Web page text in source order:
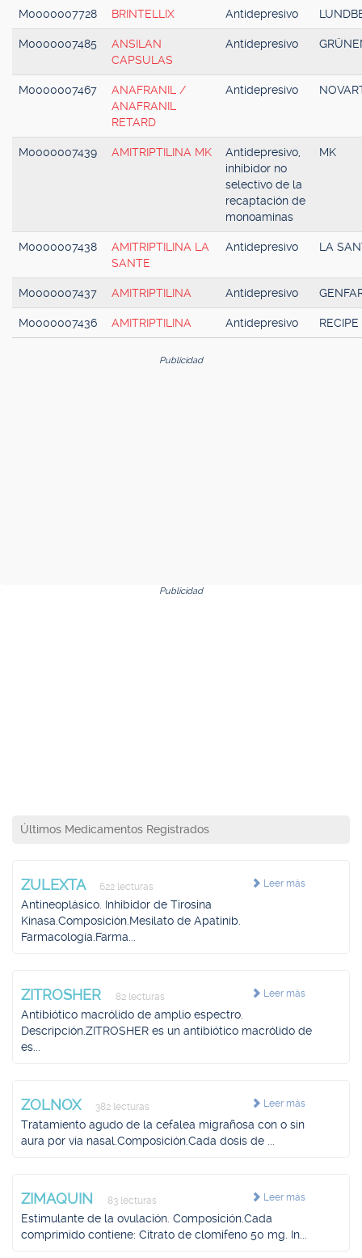
M0000007728 BRINTELLIX Antidepresivo
M0000007485
ANSILAN
CAPSULAS
Antidepresivo
M0000007467
ANAFRANIL /
ANAFRANIL
RETARD
Antidepresivo
M0000007439 AMITRIPTILINA MK
Antidepresivo,
inhibidor no
selectivo de la
recaptación de
monoaminas
MK
M0000007438
AMITRIPTILINA LA
SANTE
Antidepresivo LA
M0000007437 AMITRIPTILINA Antidepresivo
M0000007436 AMITRIPTILINA Antidepresivo RECIPE
Publicidad
Publicidad
Últimos Medicamentos Registrados
Leer más
ZULEXTA 622 lecturas
Antineoplásico. Inhibidor de Tirosina
Kinasa.Composición.Mesilato de Apatinib.
Farmacología.Farma...
Leer más
ZITROSHER 82 lecturas
Antibiótico macrólido de amplio espectro.
Descripción.ZITROSHER es un antibiótico macrólido de
es...
Leer más
ZOLNOX 382 lecturas
Tratamiento agudo de la cefalea migrañosa con o sin
aura por vía nasal.Composición.Cada dosis de ...
Leer más
ZIMAQUIN 83 lecturas
Estimulante de la ovulación. Composición.Cada
comprimido contiene: Citrato de clomifeno 50 mg. In...